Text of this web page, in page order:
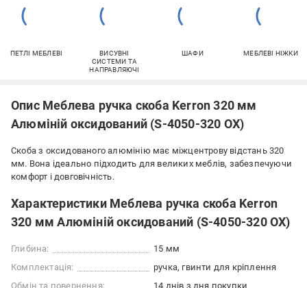
ПЕТЛІ МЕБЛЕВІ
ВИСУВНІ
СИСТЕМИ ТА
НАПРАВЛЯЮЧІ
ШАФИ МЕБЛЕВІ НІЖКИ
Опис Меблева ручка скоба Kerron 320 мм
Алюміній оксидований (S-4050-320 OX)
Скоба з оксидованого алюмінію має міжцентрову відстань 320
мм. Вона ідеально підходить для великих меблів, забезпечуючи
комфорт і довговічність.
Характеристики Меблева ручка скоба Kerron
320 мм Алюміній оксидований (S-4050-320 OX)
Глибина:
15 мм
Комплектація:
ручка, гвинти для кріплення
Обмін та повернення:
14 днів з дня покупки